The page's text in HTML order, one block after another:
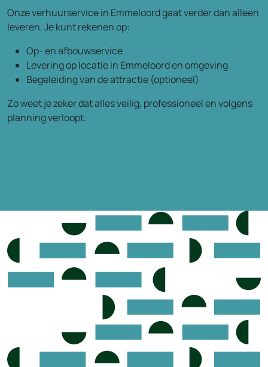
Onze verhuurservice in Emmeloord gaat verder dan alleen
leveren. Je kunt rekenen op:
Op- en afbouwservice
Levering op locatie in Emmeloord en omgeving
Begeleiding van de attractie (optioneel)
Zo weet je zeker dat alles veilig, professioneel en volgens
planning verloopt.